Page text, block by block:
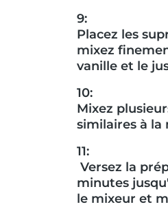
9:
Placez les
mixez
vanille et le
10:
Mixez
similaires à la
11:
Versez la
minutes
le mixeur et